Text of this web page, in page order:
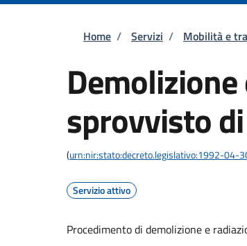
Briciole di
Home / Servizi / Mobilità e
sprovvisto
(urn:nir:stato:decreto.legislativo:1992-04-
Servizio attivo
Procedimento di demolizione e